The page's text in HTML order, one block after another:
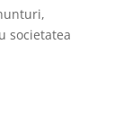
,
societatea